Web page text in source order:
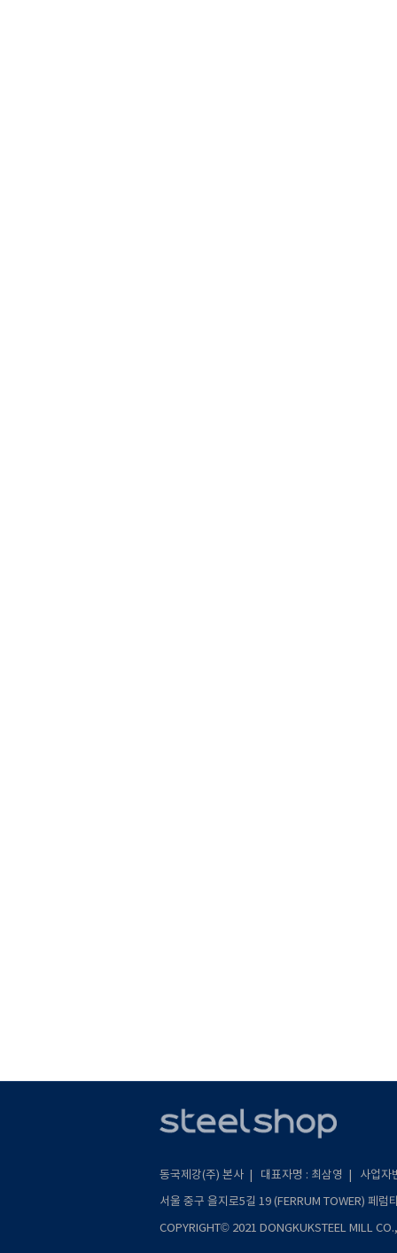
동국제강(주) 본사 | 대표자명 : 최삼영 | 사업
서울 중구 을지로5길 19 (FERRUM TOWER)
COPYRIGHT© 2021 DONGKUKSTEEL MILL